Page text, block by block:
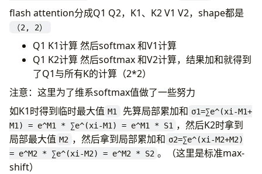
flash attention分成Q1 Q2，K1、K2 V1 V2，shape都是
（2, 2）
Q1 K1计算 然后softmax 和V1计算
Q1 K2计算 然后softmax 和V2计算，结果加和就得到
了Q1与所有K的计算（2*2）
注意：这里为了维系softmax值做了一些努力
如K1时得到临时最大值 M1 先算局部累加和 σ1=∑e^(xi-M1+
M1) = e^M1 * ∑e^(xi-M1) = e^M1 * S1 ，然后K2时拿到
局部最大值 M2 ，然后拿到局部累加和 σ2=∑e^(xi-M2+M2)
= e^M2 * ∑e^(xi-M2) = e^M2 * S2 。（这里是标准max-
shift）